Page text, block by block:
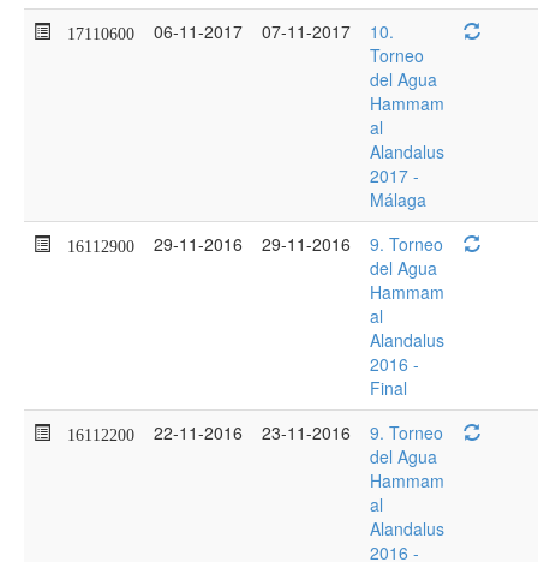
17110600 06-11-2017 07-11-2017
10.
Torneo
del Agua
Hammam
al
Alandalus
2017 -
Málaga
16112900 29-11-2016 29-11-2016
9. Torneo
del Agua
Hammam
al
Alandalus
2016 -
Final
16112200 22-11-2016 23-11-2016
9. Torneo
del Agua
Hammam
al
Alandalus
2016 -